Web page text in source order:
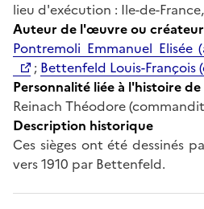
lieu d'exécution : Ile-de-
Auteur de l'œuvre ou
Pontremoli Emmanuel Elisée
; Bettenfeld Louis-François
Personnalité liée à l'histoire
Reinach Théodore
Description historique
Ces sièges ont été dessinés
vers 1910 par Bettenfeld.